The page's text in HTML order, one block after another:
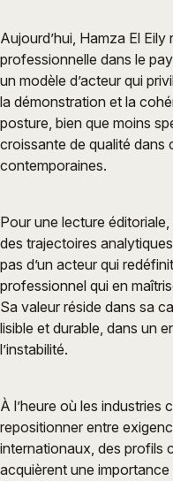
Aujourd’hui, Hamza El
professionnelle dans le
un modèle d’acteur qui
la démonstration et la
posture, bien que moins
croissante de qualité dans
contemporaines.
Pour une lecture
des trajectoires
pas d’un acteur qui
professionnel qui en
Sa valeur réside dans sa
lisible et durable, dans un
l’instabilité.
À l’heure où les industries
repositionner entre
internationaux, des profils
acquièrent une